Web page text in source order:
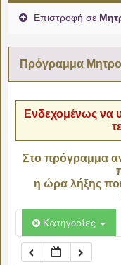
Επιστροφή σε
Πρόγραμμα
Ενδεχομένως να
Στο πρόγραμμα
η ώρα λήξης
Κατηγορίες
02:00
06:00
07:00